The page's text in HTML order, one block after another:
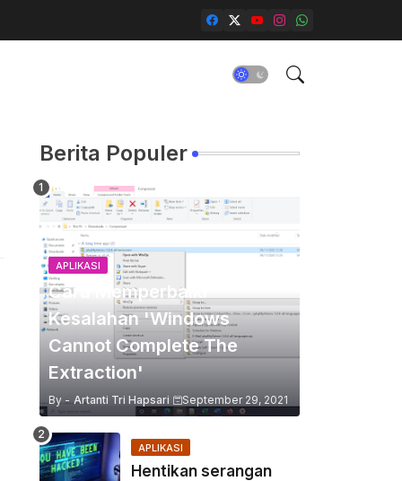
Berita Populer
APLIKASI
Cara Memperbaiki
Kesalahan 'Windows
Cannot Complete The
Extraction'
By - Artanti Tri Hapsari September 29, 2021
APLIKASI
Hentikan serangan